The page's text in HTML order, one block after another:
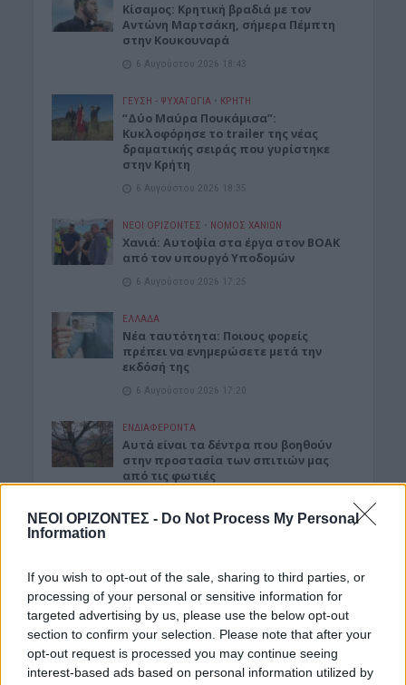
ΝΕΟΙ ΟΡΙΖΟΝΤΕΣ - Do Not Process My Personal
Information
If you wish to opt-out of the sale, sharing to third parties, or
processing of your personal or sensitive information for
targeted advertising by us, please use the below opt-out
section to confirm your selection. Please note that after your
opt-out request is processed you may continue seeing
interest-based ads based on personal information utilized by
Kίσαμος: Κρητική βραδιά με τον
Αντώνη Μαρτσάκη, σήμερα Πέμπτη
στην Κουκουναρά
6 Αυγούστου 2026 18:43
ΓΕΎΣΗ - ΨΥΧΑΓΩΓΊΑ • ΚΡΗΤΗ
“Δύο Μαύρα Πουκάμισα”:
Κυκλοφόρησε το trailer της νέας
δραματικής σειράς που γυρίστηκε
στην Κρήτη
6 Αυγούστου 2026 18:35
ΝΕΟΙ ΟΡΙΖΟΝΤΕΣ • ΝΟΜΌΣ ΧΑΝΊΩΝ
Χανιά: Αυτοψία στα έργα στον ΒΟΑΚ
από τον υπουργό Υποδομών
6 Αυγούστου 2026 17:25
ΕΛΛΑΔΑ
Νέα ταυτότητα: Ποιους φορείς
πρέπει να ενημερώσετε μετά την
εκδόσή της
6 Αυγούστου 2026 17:20
ΕΝΔΙΑΦΕΡΟΝΤΑ
Αυτά είναι τα δέντρα που βοηθούν
στην προστασία των σπιτιών μας
από τις φωτιές
ίσως να μην γνωρίζεις
6 Αυγούστου 2026 17:11
ΝΟΜΌΣ ΧΑΝΊΩΝ
Xανιά: Δίκτυο περισσότερων από 60
κρηνών πόσιμου νερού